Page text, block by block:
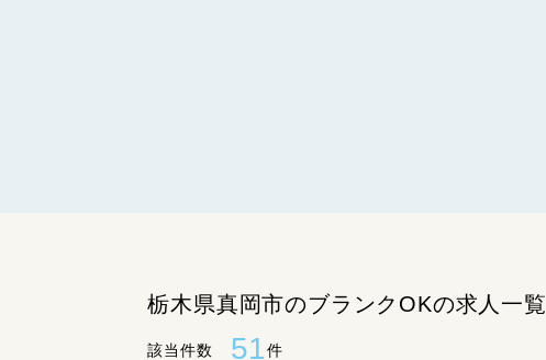
栃木県真岡市のブランクOKの求人一覧
該当件数 51件